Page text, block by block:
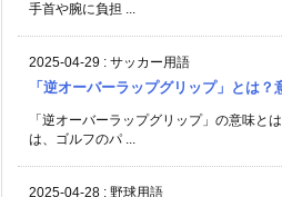
手首や腕に負担 ...
2025-04-29 : サッカー用語
「逆オーバーラップグリップ」とは？
「逆オーバーラップグリップ」の意味と
は、ゴルフのパ ...
2025-04-28 : 野球用語